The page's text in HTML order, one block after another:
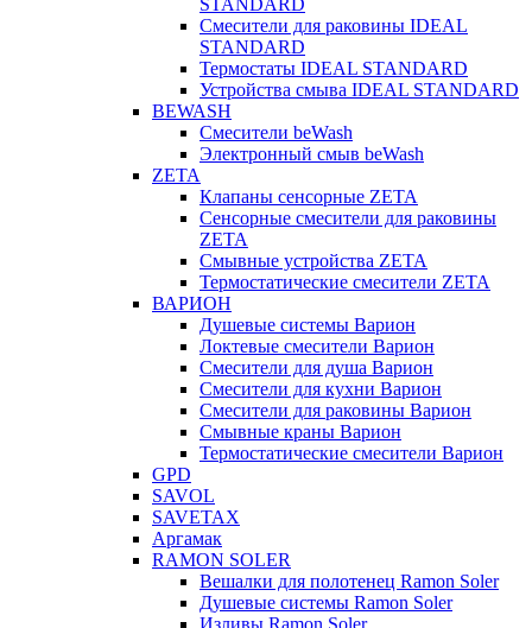
STANDARD
Смесители для раковины IDEAL
STANDARD
Термостаты IDEAL STANDARD
Устройства смыва IDEAL STANDARD
BEWASH
Смесители beWash
Электронный смыв beWash
ZETA
Клапаны сенсорные ZETA
Сенсорные смесители для раковины
ZETA
Смывные устройства ZETA
Термостатические смесители ZETA
ВАРИОН
Душевые системы Варион
Локтевые смесители Варион
Смесители для душа Варион
Смесители для кухни Варион
Смесители для раковины Варион
Смывные краны Варион
Термостатические смесители Варион
GPD
SAVOL
SAVETAX
Аргамак
RAMON SOLER
Вешалки для полотенец Ramon Soler
Душевые системы Ramon Soler
Изливы Ramon Soler